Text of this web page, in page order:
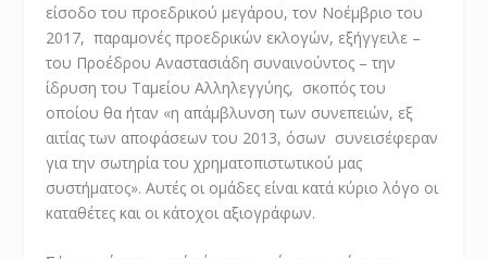
είσοδο του προεδρικού μεγάρου, τον Νοέμβριο του
2017, παραμονές προεδρικών εκλογών, εξήγγειλε –
του Προέδρου Αναστασιάδη συναινούντος – την
ίδρυση του Ταμείου Αλληλεγγύης, σκοπός του
οποίου θα ήταν «η απάμβλυνση των συνεπειών, εξ
αιτίας των αποφάσεων του 2013, όσων συνεισέφεραν
για την σωτηρία του χρηματοπιστωτικού μας
συστήματος». Αυτές οι ομάδες είναι κατά κύριο λόγο οι
καταθέτες και οι κάτοχοι αξιογράφων.